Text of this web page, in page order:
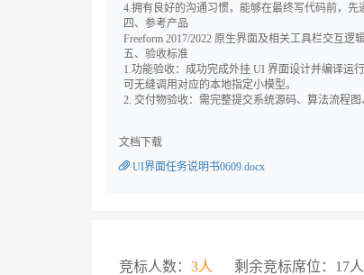
4.拥有良好的沟通习惯，能够在最终写代码前，先
四、参考产品
Freeform 2017/2022 原生界面及相关工具栏交互逻辑
五、验收标准
1.功能验收：成功完成外挂 UI 界面设计并编译运
可无缝调用对应的本地指定小模型。
2. 交付物验收：需完整提交系统源码、算法流程图
文档下载
UI界面任务说明书0609.docx
竞标人数： 3人 剩余竞标席位：17人